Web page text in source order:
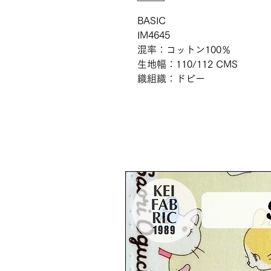
BASIC
IM4645
混率：コットン100％
生地幅：110/112 CMS
織組織：ドビー